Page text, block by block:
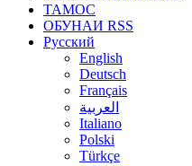
ТАМОС
ОБУНАИ RSS
Русский
English
Deutsch
Français
العربية
Italiano
Polski
Türkçe